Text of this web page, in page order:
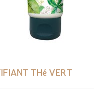
THé VERT